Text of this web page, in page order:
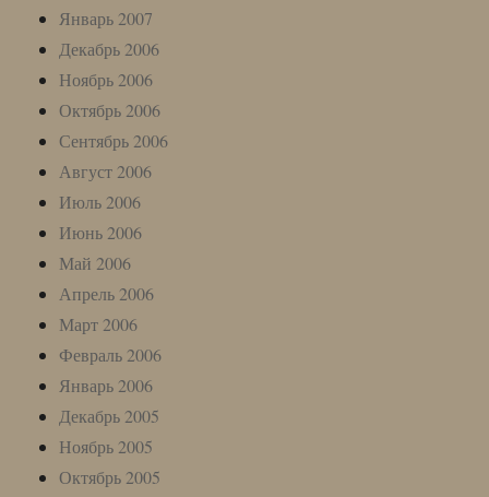
Январь 2007
Декабрь 2006
Ноябрь 2006
Октябрь 2006
Сентябрь 2006
Август 2006
Июль 2006
Июнь 2006
Май 2006
Апрель 2006
Март 2006
Февраль 2006
Январь 2006
Декабрь 2005
Ноябрь 2005
Октябрь 2005